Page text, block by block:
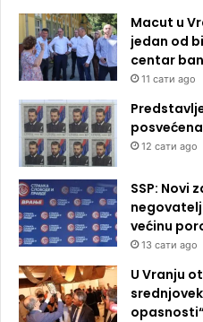
Macut u
jedan od
centar
11 сати ago
12 сати ago
SSP: Novi
većinu
13 сати ago
U Vranju
opasnosti“